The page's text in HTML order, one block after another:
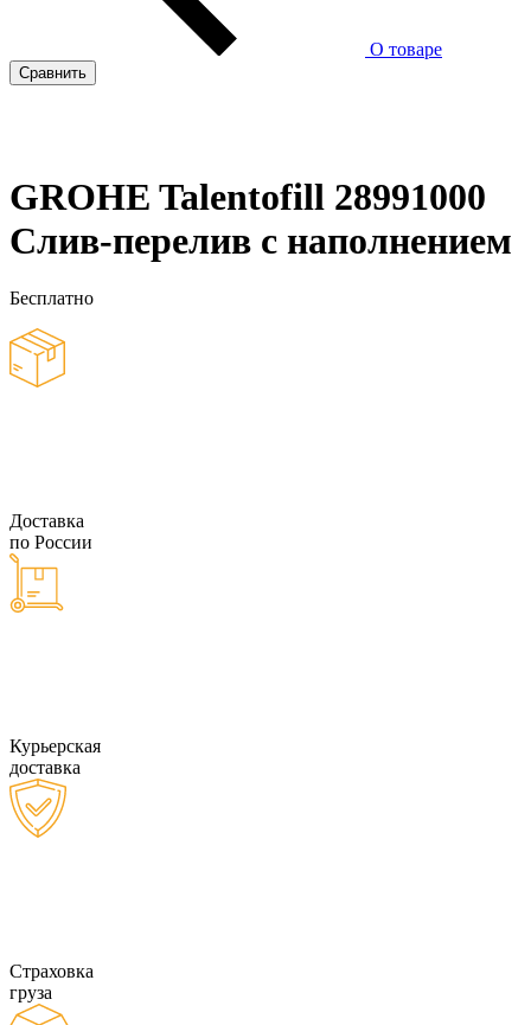
О товаре
Сравнить
GROHE Talentofill 28991000
Слив-перелив с наполнением
Бесплатно
Доставка
по России
Курьерская
доставка
Страховка
груза